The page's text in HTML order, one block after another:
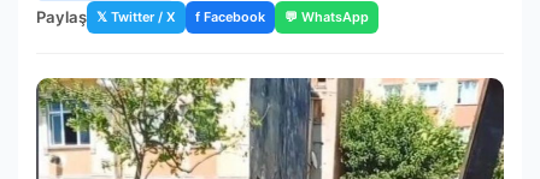
Paylaş 𝕏 Twitter / X f Facebook 💬 WhatsApp